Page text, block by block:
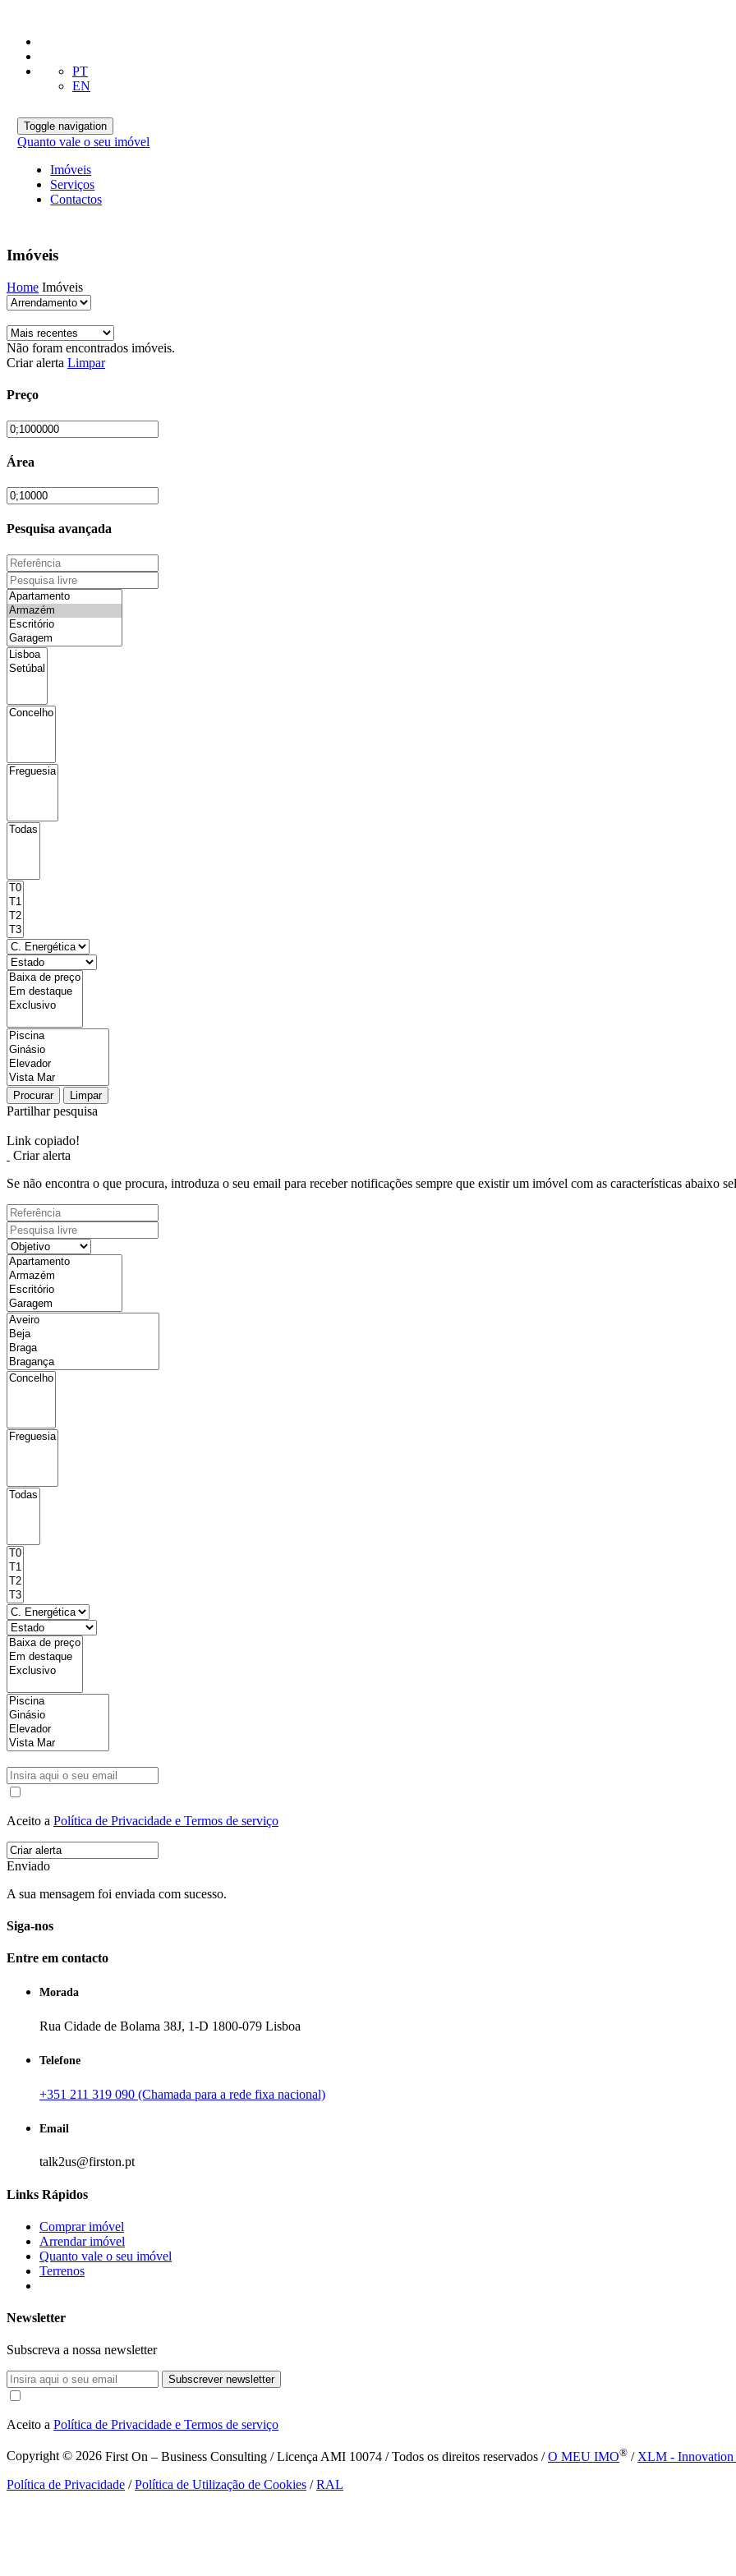
PT
EN
Toggle navigation
Quanto vale o seu imóvel
Imóveis
Serviços
Contactos
Imóveis
Home Imóveis
Não foram encontrados imóveis.
Criar alerta Limpar
Preço
Área
Pesquisa avançada
Procurar Limpar
Partilhar pesquisa
Link copiado!
Criar alerta
Se não encontra o que procura, introduza o seu email para receber notificações sempre que existir um imóvel com as características abaixo
Aceito a Política de Privacidade e Termos de serviço
Enviado
A sua mensagem foi enviada com sucesso.
Siga-nos
Entre em contacto
Morada
Rua Cidade de Bolama 38J, 1-D 1800-079 Lisboa
Telefone
+351 211 319 090 (Chamada para a rede fixa nacional)
Email
talk2us@firston.pt
Links Rápidos
Comprar imóvel
Arrendar imóvel
Quanto vale o seu imóvel
Terrenos
Newsletter
Subscreva a nossa newsletter
Subscrever newsletter
Aceito a Política de Privacidade e Termos de serviço
Copyright © 2026 First On – Business Consulting / Licença AMI 10074 / Todos os direitos reservados /O MEU IMO® / XLM -
Política de Privacidade /Política de Utilização de Cookies /RAL